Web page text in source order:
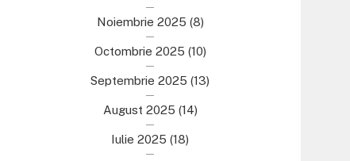
Noiembrie 2025 (8)
Octombrie 2025 (10)
Septembrie 2025 (13)
August 2025 (14)
Iulie 2025 (18)